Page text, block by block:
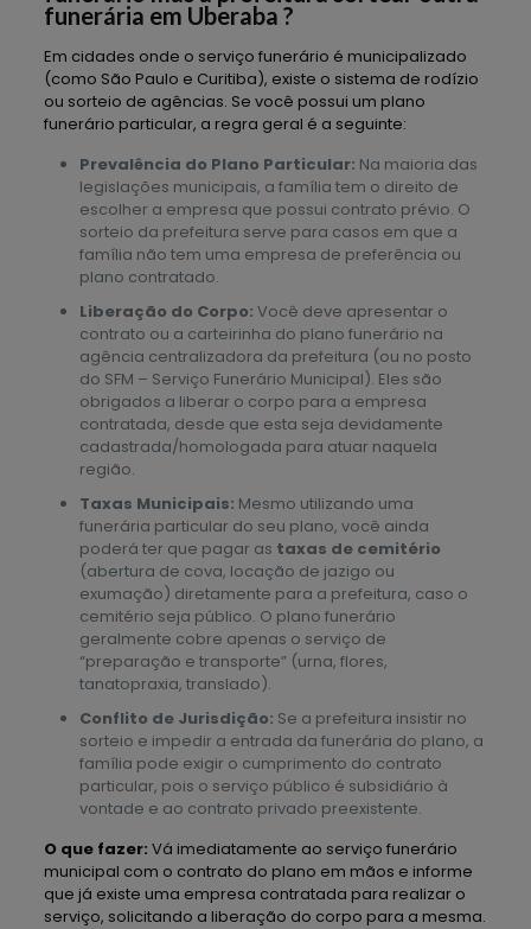
funerária em Uberaba ?
Em cidades onde o serviço funerário é municipalizado
(como São Paulo e Curitiba), existe o sistema de rodízio
ou sorteio de agências. Se você possui um plano
funerário particular, a regra geral é a seguinte:
Prevalência do Plano Particular: Na maioria das
legislações municipais, a família tem o direito de
escolher a empresa que possui contrato prévio. O
sorteio da prefeitura serve para casos em que a
família não tem uma empresa de preferência ou
plano contratado.
Liberação do Corpo: Você deve apresentar o
contrato ou a carteirinha do plano funerário na
agência centralizadora da prefeitura (ou no posto
do SFM – Serviço Funerário Municipal). Eles são
obrigados a liberar o corpo para a empresa
contratada, desde que esta seja devidamente
cadastrada/homologada para atuar naquela
região.
Taxas Municipais: Mesmo utilizando uma
funerária particular do seu plano, você ainda
poderá ter que pagar as taxas de cemitério
(abertura de cova, locação de jazigo ou
exumação) diretamente para a prefeitura, caso o
cemitério seja público. O plano funerário
geralmente cobre apenas o serviço de
“preparação e transporte” (urna, flores,
tanatopraxia, translado).
Conflito de Jurisdição: Se a prefeitura insistir no
sorteio e impedir a entrada da funerária do plano, a
família pode exigir o cumprimento do contrato
particular, pois o serviço público é subsidiário à
vontade e ao contrato privado preexistente.
O que fazer: Vá imediatamente ao serviço funerário
municipal com o contrato do plano em mãos e informe
que já existe uma empresa contratada para realizar o
serviço, solicitando a liberação do corpo para a mesma.